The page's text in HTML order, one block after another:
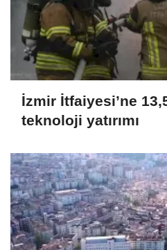
İzmir İtfaiyesi’ne
teknoloji yatırımı